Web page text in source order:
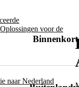
Oplossingen voor de
naar Nederland
Binnenkort